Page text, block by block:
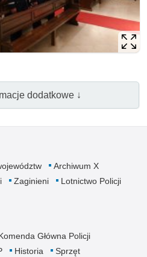
dodatkowe ↓
Archiwum X
Zaginieni
Lotnictwo Policji
Główna Policji
Historia
Sprzęt